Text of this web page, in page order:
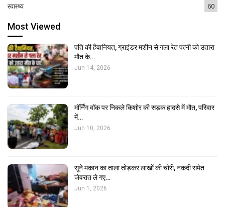
स्वास्थ्य 60
Most Viewed
पति की हैवानियत, ग्राइंडर मशीन से गला रेत पत्नी को उतारा
मौत के…
Jun 14, 2026
मॉर्निंग वॉक पर निकले किशोर की सड़क हादसे में मौत, परिवार
में…
Jun 10, 2026
सूने मकान का ताला तोड़कर लाखों की चोरी, नकदी समेत
जेवरात ले गए…
Jun 1, 2026